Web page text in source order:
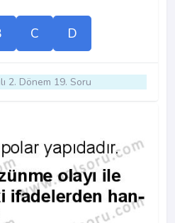
C D
2. Dönem 19. Soru